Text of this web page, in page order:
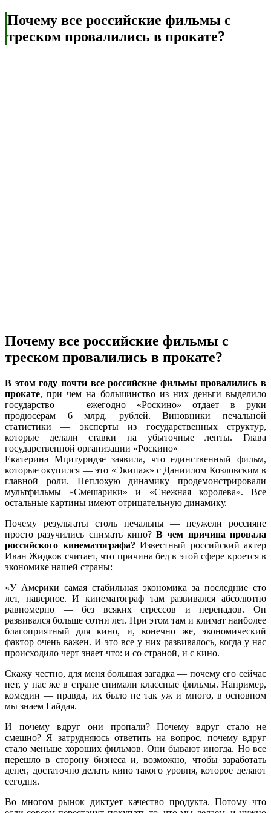
Почему все российские фильмы с
треском провалились в прокате?
Почему все российские фильмы с
треском провалились в прокате?
В этом году почти все российские фильмы провалились в
прокате, при чем на большинство из них деньги выделило
государство — ежегодно «Роскино» отдает в руки
продюсерам 6 млрд. рублей. Виновники печальной
статистики — эксперты из государственных структур,
которые делали ставки на убыточные ленты. Глава
государственной организации «Роскино»
Екатерина Мцитуридзе заявила, что единственный фильм,
которые окупился — это «Экипаж» с Даниилом Козловским в
главной роли. Неплохую динамику продемонстрировали
мультфильмы «Смешарики» и «Снежная королева». Все
остальные картины имеют отрицательную динамику.
Почему результаты столь печальны — неужели россияне
просто разучились снимать кино?В чем причина провала
российского кинематографа? Известный российский актер
Иван Жидков считает, что причина бед в этой сфере кроется в
экономике нашей страны:
«У Америки самая стабильная экономика за последние сто
лет, наверное. И кинематограф там развивался абсолютно
равномерно — без всяких стрессов и перепадов. Он
развивался больше сотни лет. При этом там и климат наиболее
благоприятный для кино, и, конечно же, экономический
фактор очень важен. И это все у них развивалось, когда у нас
происходило черт знает что: и со страной, и с кино.
Скажу честно, для меня большая загадка — почему его сейчас
нет, у нас же в стране снимали классные фильмы. Например,
комедии — правда, их было не так уж и много, в основном
мы знаем Гайдая.
И почему вдруг они пропали? Почему вдруг стало не
смешно? Я затрудняюсь ответить на вопрос, почему вдруг
стало меньше хороших фильмов. Они бывают иногда. Но все
перешло в сторону бизнеса и, возможно, чтобы заработать
денег, достаточно делать кино такого уровня, которое делают
сегодня.
Во многом рынок диктует качество продукта. Потому что